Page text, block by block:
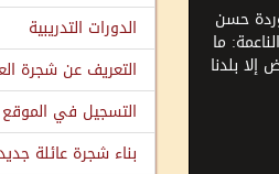
حسن
ما
بلدنا
الدورات التدريبية
التعريف عن شجرة
التسجيل في الموقع
بناء شجرة عائلة